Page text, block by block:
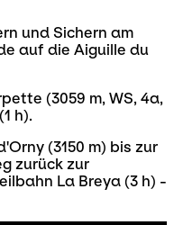
und Sichern am
auf die Aiguille du
(3059 m, WS, 4a,
h).
(3150 m) bis zur
zurück zur
La Breya (3 h) -